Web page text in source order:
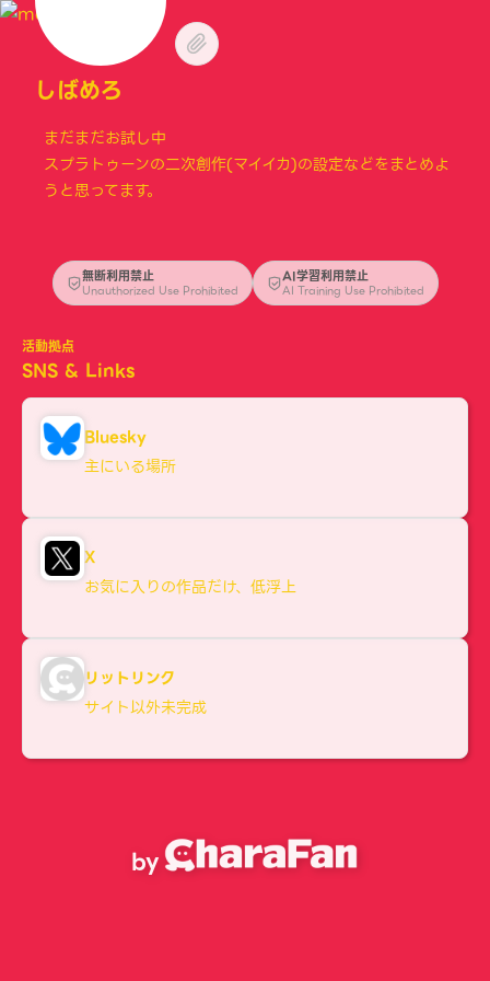
しばめろ
まだまだお試し中
スプラトゥーンの二次創作(マイイカ)の設定などをまとめよ
うと思ってます。
無断利用禁止
Unauthorized Use Prohibited
AI学習利用禁止
AI Training Use Prohibited
活動拠点
SNS & Links
Bluesky
主にいる場所
X
お気に入りの作品だけ、低浮上
リットリンク
サイト以外未完成
by